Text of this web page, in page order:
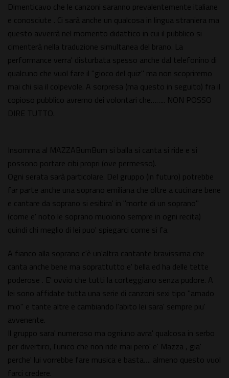
Dimenticavo che le canzoni saranno prevalentemente italiane
e conosciute . Ci sarà anche un qualcosa in lingua straniera ma
questo avverrà nel momento didattico in cui il pubblico si
cimenterà nella traduzione simultanea del brano. La
performance verra' disturbata spesso anche dal telefonino di
qualcuno che vuol fare il "gioco del quiz" ma non scopriremo
mai chi sia il colpevole. A sorpresa (ma questo in seguito) fra il
copioso pubblico avremo dei volontari che…….. NON POSSO
DIRE TUTTO.
Insomma al MAZZABumBum si balla si canta si ride e si
possono portare cibi propri (ove permesso).
Ogni serata sarà particolare. Del gruppo (in futuro) potrebbe
far parte anche una soprano emiliana che oltre a cucinare bene
e cantare da soprano si esibira' in "morte di un soprano"
(come e' noto le soprano muoiono sempre in ogni recita)
quindi chi meglio di lei puo' spiegarci come si fa.
A fianco alla soprano c'è un'altra cantante bravissima che
canta anche bene ma soprattutto e' bella ed ha delle tette
poderose . E' ovvio che tutti la corteggiano senza pudore. A
lei sono affidate tutta una serie di canzoni sexi tipo "amado
mio" e tante altre e cambiando l'abito lei sara' sempre piu'
avvenente.
Il gruppo sara' numeroso ma ogniuno avra' qualcosa in serbo
per divertirci, l'unico che non ride mai pero' e' Mazza , gia'
perche' lui vorrebbe fare musica e basta…. almeno questo vuol
farci credere.